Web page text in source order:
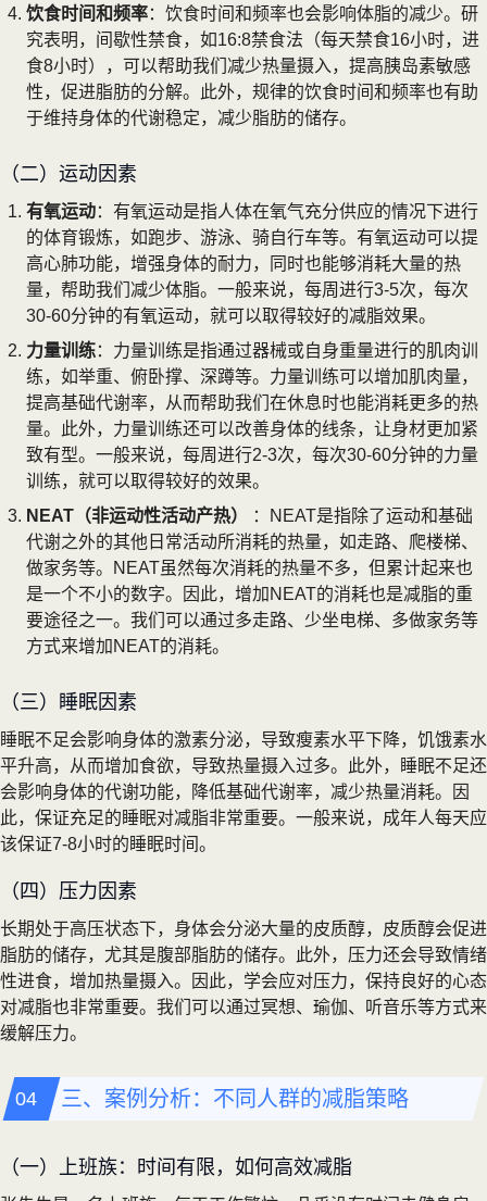
饮食时间和频率：饮食时间和频率也会影响体脂的减少。研
究表明，间歇性禁食，如16:8禁食法（每天禁食16小时，进
食8小时），可以帮助我们减少热量摄入，提高胰岛素敏感
性，促进脂肪的分解。此外，规律的饮食时间和频率也有助
于维持身体的代谢稳定，减少脂肪的储存。
（二）运动因素
有氧运动：有氧运动是指人体在氧气充分供应的情况下进行
的体育锻炼，如跑步、游泳、骑自行车等。有氧运动可以提
高心肺功能，增强身体的耐力，同时也能够消耗大量的热
量，帮助我们减少体脂。一般来说，每周进行3-5次，每次
30-60分钟的有氧运动，就可以取得较好的减脂效果。
力量训练：力量训练是指通过器械或自身重量进行的肌肉训
练，如举重、俯卧撑、深蹲等。力量训练可以增加肌肉量，
提高基础代谢率，从而帮助我们在休息时也能消耗更多的热
量。此外，力量训练还可以改善身体的线条，让身材更加紧
致有型。一般来说，每周进行2-3次，每次30-60分钟的力量
训练，就可以取得较好的效果。
NEAT（非运动性活动产热）
：NEAT是指除了运动和基础
代谢之外的其他日常活动所消耗的热量，如走路、爬楼梯、
做家务等。NEAT虽然每次消耗的热量不多，但累计起来也
是一个不小的数字。因此，增加NEAT的消耗也是减脂的重
要途径之一。我们可以通过多走路、少坐电梯、多做家务等
方式来增加NEAT的消耗。
（三）睡眠因素
睡眠不足会影响身体的激素分泌，导致瘦素水平下降，饥饿素水
平升高，从而增加食欲，导致热量摄入过多。此外，睡眠不足还
会影响身体的代谢功能，降低基础代谢率，减少热量消耗。因
此，保证充足的睡眠对减脂非常重要。一般来说，成年人每天应
该保证7-8小时的睡眠时间。
（四）压力因素
长期处于高压状态下，身体会分泌大量的皮质醇，皮质醇会促进
脂肪的储存，尤其是腹部脂肪的储存。此外，压力还会导致情绪
性进食，增加热量摄入。因此，学会应对压力，保持良好的心态
对减脂也非常重要。我们可以通过冥想、瑜伽、听音乐等方式来
缓解压力。
三、案例分析：不同人群的减脂策略
（一）上班族：时间有限，如何高效减脂